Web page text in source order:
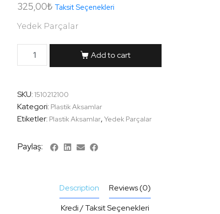
325,00₺ Taksit Seçenekleri
Yedek Parçalar
Add to cart
SKU: 1510212100
Kategori: Plastik Aksamlar
Etiketler: Plastik Aksamlar, Yedek Parçalar
Paylaş:
Description
Reviews (0)
Kredi / Taksit Seçenekleri